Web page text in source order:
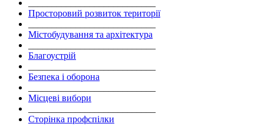
Просторовий розвиток території
Містобудування та архітектура
Благоустрій
Безпека і оборона
Місцеві вибори
Сторінка профспілки